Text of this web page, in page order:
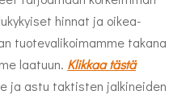
hinnat ja oikea-
tuotevalikoimamme takana
laatuun. Klikkaa tästä
ja astu taktisten jalkineiden